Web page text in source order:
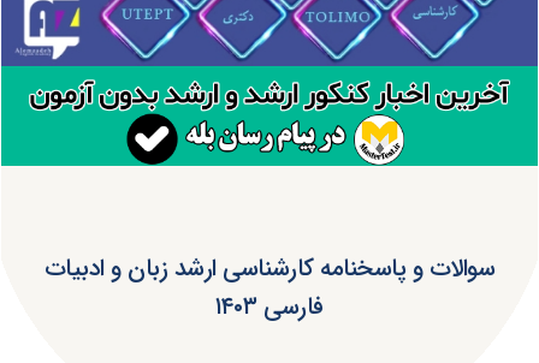
سوالات و پاسخنامه کارشناسی ارشد زبان و ادبیات
فارسی ۱۴۰۳